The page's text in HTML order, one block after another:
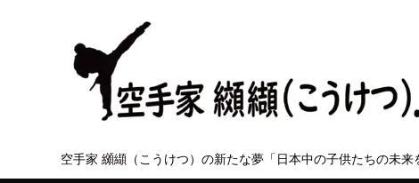
空手家 纐纈（こうけつ）の新たな夢「日本中の子供たちの未来